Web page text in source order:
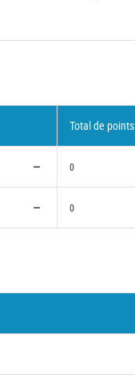
Total de points
0
0